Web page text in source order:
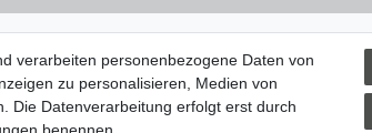
Zum Kontaktformular
verarbeiten personenbezogene Daten von
zu personalisieren, Medien von
Die Datenverarbeitung erfolgt erst durch